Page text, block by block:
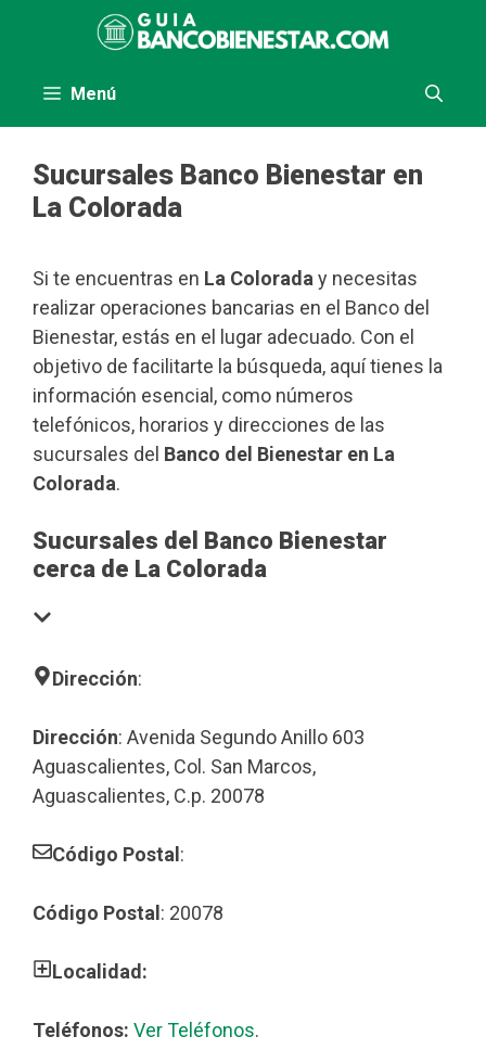
Menú
Sucursales Banco Bienestar en
La Colorada
Si te encuentras en La Colorada y necesitas
realizar operaciones bancarias en el Banco del
Bienestar, estás en el lugar adecuado. Con el
objetivo de facilitarte la búsqueda, aquí tienes la
información esencial, como números
telefónicos, horarios y direcciones de las
sucursales del Banco del Bienestar en La
Colorada.
Sucursales del Banco Bienestar
cerca de La Colorada
Dirección:
Dirección: Avenida Segundo Anillo 603
Aguascalientes, Col. San Marcos,
Aguascalientes, C.p. 20078
Código Postal :
Código Postal : 20078
Localidad:
Teléfonos: Ver Teléfonos.